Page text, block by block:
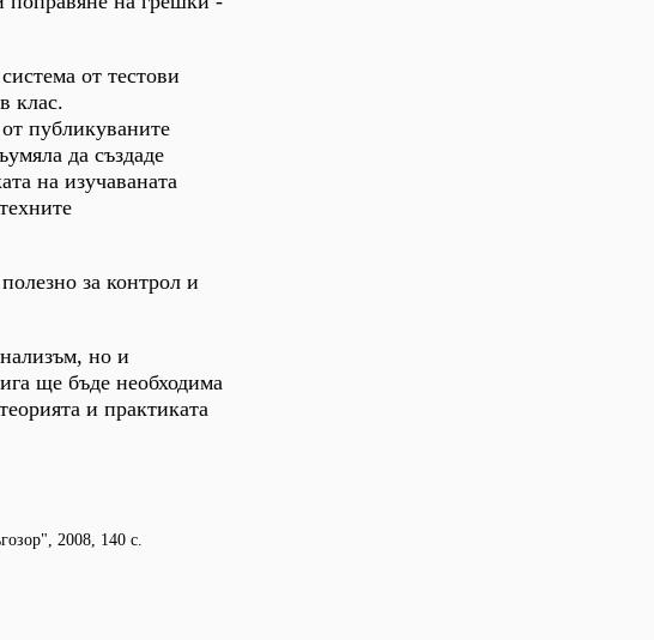
от тестови
клас.
публикуваните
да създаде
на изучаваната
за контрол и
но и
ще бъде необходима
и практиката
2008, 140 с.